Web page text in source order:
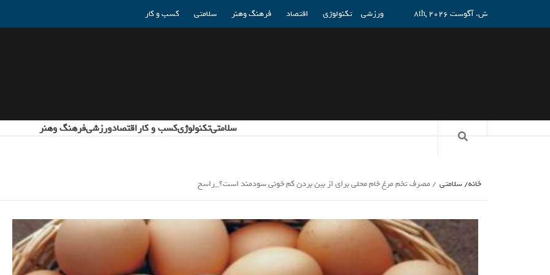
ش. آگوست 8th, 2026 ورزشی تکنولوژی اقتصاد فرهنگ وهنر سلامتی کسب و کار
سلامتیتکنولوژیکسب و کاراقتصادورزشیفرهنگ وهنر
خانه سلامتی مصرف تخم مرغ خام محلی برای از بین بردن کم خونی سودمند است؟_راسخ